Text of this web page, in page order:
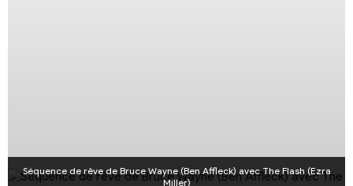
Séquence de rêve de Bruce Wayne (Ben Affleck) avec The Flash (Ezra
Miller)